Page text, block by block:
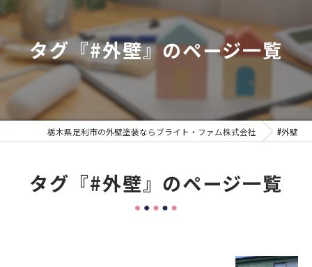
タグ『#外壁』のページ一覧
栃木県足利市の外壁塗装ならブライト・ファム株式会社 #外壁
タグ『#外壁』のページ一覧